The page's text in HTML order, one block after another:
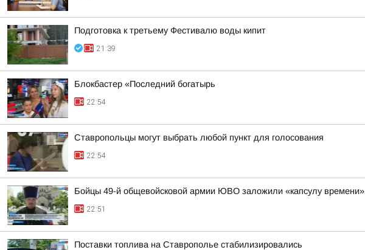
Подготовка к третьему Фестивалю воды кипит
21:39
Блокбастер «Последний богатырь
22:54
Ставропольцы могут выбрать любой пункт для голосования
22:54
Бойцы 49-й общевойсковой армии ЮВО заложили «капсулу времени»
22:51
Поставки топлива на Ставрополье стабилизировались